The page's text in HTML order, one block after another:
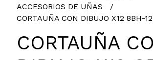
ACCESORIOS DE UÑAS
CORTAUÑA CON DIBUJO X12 8BH-
CORTAUÑA